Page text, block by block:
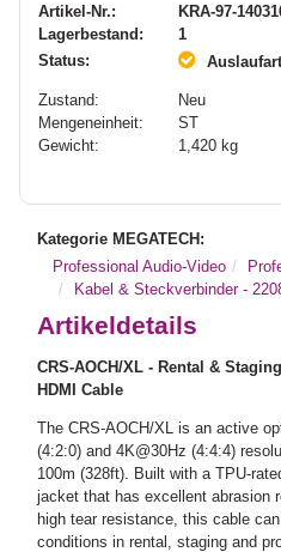
Artikel-Nr.:
KRA-97-
Lagerbestand:
1
Status:
Zustand:
Neu
Mengeneinheit:
ST
Gewicht:
1,420 kg
Kategorie MEGATECH:
Professional Audio-Video
Kabel & Steckverbinder -
Artikeldetails
CRS-AOCH/XL - Rental &
HDMI Cable
The CRS-AOCH/XL is an active
(4:2:0) and 4K@30Hz (4:4:4)
100m (328ft). Built with a TPU-
jacket that has excellent abrasion
high tear resistance, this cable
conditions in rental, staging and